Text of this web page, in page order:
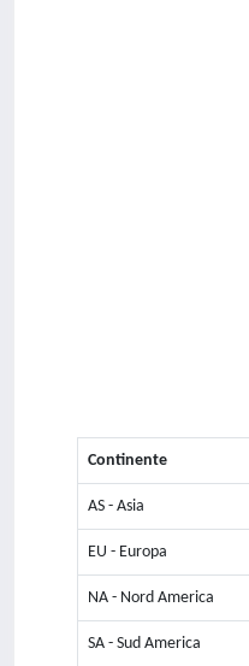
Continente
AS - Asia
EU - Europa
NA - Nord America
SA - Sud America